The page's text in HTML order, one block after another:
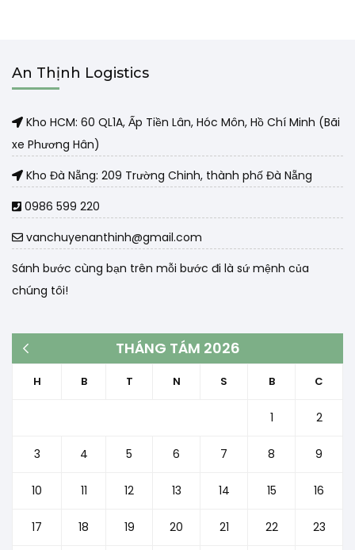
An Thịnh Logistics
Kho HCM: 60 QL1A, Ấp Tiền Lân, Hóc Môn, Hồ Chí Minh (Bãi
xe Phương Hân)
Kho Đà Nẵng: 209 Trường Chinh, thành phố Đà Nẵng
0986 599 220
vanchuyenanthinh@gmail.com
Sánh bước cùng bạn trên mỗi bước đi là sứ mệnh của
chúng tôi!
THÁNG TÁM 2026
H B T N S B C
1 2
3 4 5 6 7 8 9
10 11 12 13 14 15 16
17 18 19 20 21 22 23